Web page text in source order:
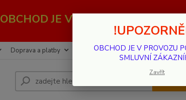
OBCHOD JE V PROVOZU POUZE
Doprava a platby KontaktyOBCHOD JE V PROVOZU
SMLUVNÍ
Zavřít